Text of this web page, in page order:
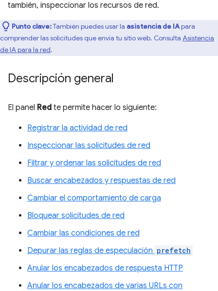
también, inspeccionar los recursos de red.
Punto clave:También puedes usar la asistencia de IApara
comprender las solicitudes que envía tu sitio web. Consulta Asistencia
de IA para la red.
Descripción general
El panel Red te permite hacer lo siguiente:
Registrar la actividad de red
Inspeccionar las solicitudes de red
Filtrar y ordenar las solicitudes de red
Buscar encabezados y respuestas de red
Cambiar el comportamiento de carga
Bloquear solicitudes de red
Cambiar las condiciones de red
Depurar las reglas de especulación prefetch
Anular los encabezados de respuesta HTTP
Anular los encabezados de varias URLs con